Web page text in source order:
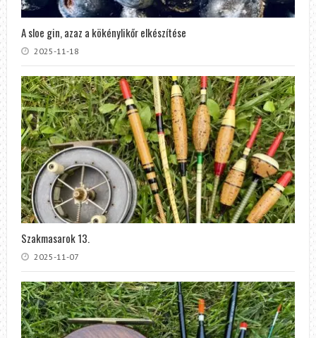
A sloe gin, azaz a kökénylikőr elkészítése
2025-11-18
Szakmasarok 13.
2025-11-07